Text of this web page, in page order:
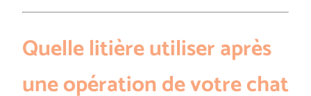
Quelle litière utiliser après
une opération de votre chat